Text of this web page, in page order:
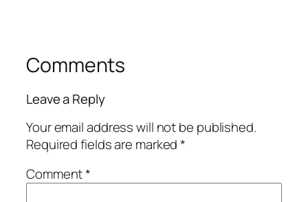
Comments
Leave a Reply
Your email address will not be published.
Required fields are marked*
Comment*